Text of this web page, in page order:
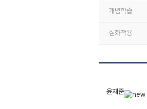
개념학습
심화적용
윤재준